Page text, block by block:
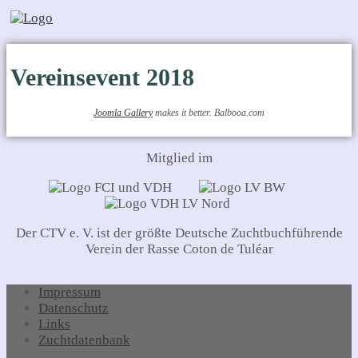
Vereinsevent 2018
Joomla Gallerymakes it better. Balbooa.com
Mitglied im
Der CTV e. V. ist der größte Deutsche Zuchtbuchführende
Verein der Rasse Coton de Tuléar
Impressum
Datenschutz
Links
Zuchtdatenbank